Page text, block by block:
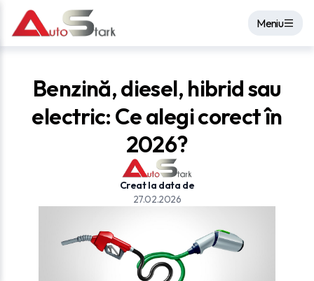
Meniu
Benzină, diesel, hibrid sau
electric: Ce alegi corect în
2026?
Creat la data de
27.02.2026